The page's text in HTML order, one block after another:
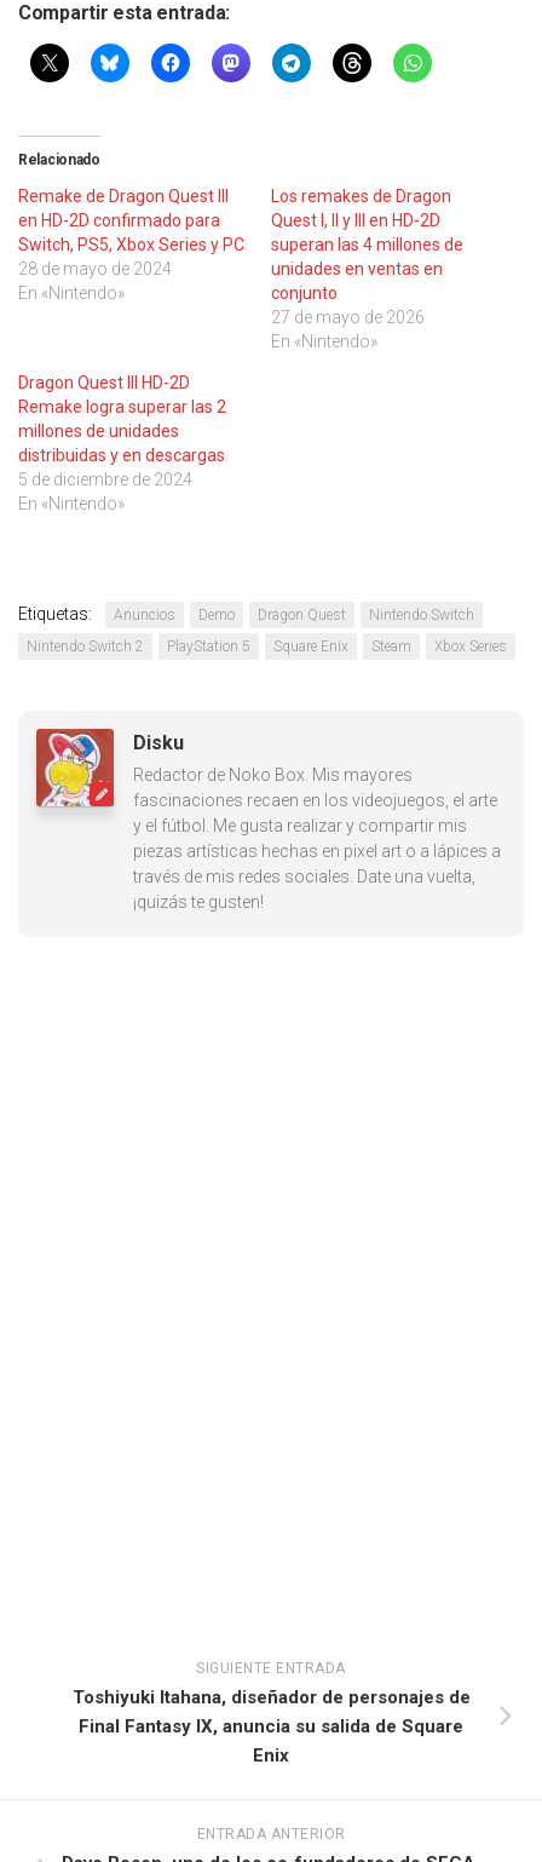
Compartir esta entrada:
Relacionado
Remake de Dragon Quest III
en HD-2D confirmado para
Switch, PS5, Xbox Series y PC
28 de mayo de 2024
En «Nintendo»
Los remakes de Dragon
Quest I, II y III en HD-2D
superan las 4 millones de
unidades en ventas en
conjunto
27 de mayo de 2026
En «Nintendo»
Dragon Quest III HD-2D
Remake logra superar las 2
millones de unidades
distribuidas y en descargas
5 de diciembre de 2024
En «Nintendo»
Etiquetas: Anuncios Demo Dragon Quest
Nintendo Switch
Nintendo Switch 2
PlayStation 5 Square Enix Steam Xbox Series
Disku
Redactor de Noko Box. Mis mayores
fascinaciones recaen en los videojuegos, el arte
y el fútbol. Me gusta realizar y compartir mis
piezas artísticas hechas en pixel art o a lápices a
través de mis redes sociales. Date una vuelta,
¡quizás te gusten!
SIGUIENTE ENTRADA
Toshiyuki Itahana, diseñador de personajes de
Final Fantasy IX, anuncia su salida de Square
Enix
ENTRADA ANTERIOR